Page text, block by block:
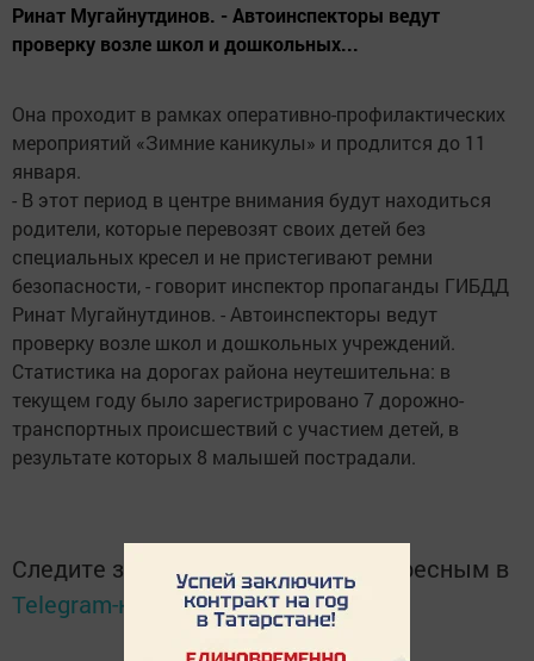
Ринат Мугайнутдинов. - Автоинспекторы ведут
проверку возле школ и дошкольных...
Она проходит в рамках оперативно-профилактических
мероприятий «Зимние каникулы» и продлится до 11
января.
- В этот период в центре внимания будут находиться
родители, которые перевозят своих детей без
специальных кресел и не пристегивают ремни
безопасности, - говорит инспектор пропаганды ГИБДД
Ринат Мугайнутдинов. - Автоинспекторы ведут
проверку возле школ и дошкольных учреждений.
Статистика на дорогах района неутешительна: в
текущем году было зарегистрировано 7 дорожно-
транспортных происшествий с участием детей, в
результате которых 8 малышей пострадали.
Следите за самым важным и интересным в
Telegram-каналеТатмедиа